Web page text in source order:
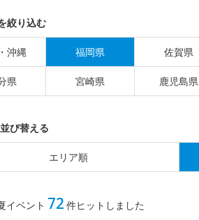
絞り込む
沖縄 福岡県 佐賀県
県 宮崎県 鹿児島県
び替える
エリア順
イベント 72 件ヒットしました